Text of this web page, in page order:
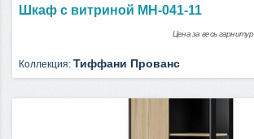
Шкаф с витриной МН-041-11
Цена за весь гарнитур
Коллекция: Тиффани Прованс